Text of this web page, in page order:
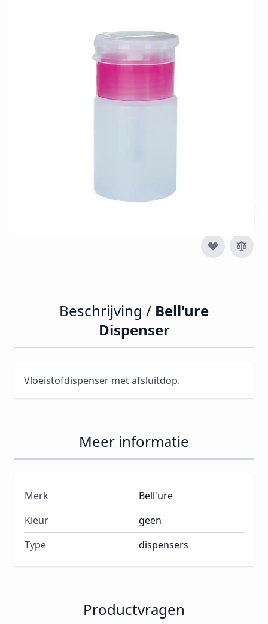
Vloeistofdispenser met afsluitdop.
BELL-DISP-KLEIN
Excl. btw:
Beschrijving / Bell'ure
Dispenser
Vloeistofdispenser met afsluitdop.
Meer informatie
Merk
Bell'ure
Kleur
geen
Type
dispensers
Productvragen